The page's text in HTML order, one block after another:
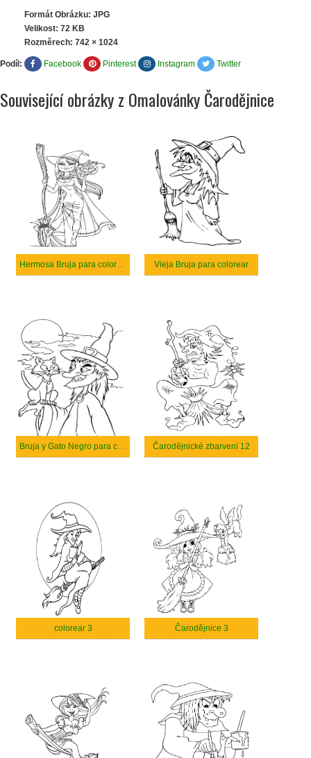
Formát Obrázku: JPG
Velikost: 72 KB
Rozměrech: 742 × 1024
Podíl: Facebook Pinterest Instagram Twitter
Související obrázky z Omalovánky Čarodějnice
Hermosa Bruja para colorear Vieja Bruja para colorear
Bruja y Gato Negro para colorear Čarodějnické zbarvení 12
colorear 3 Čarodějnice 3